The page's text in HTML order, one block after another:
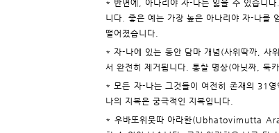
* 반면에, 아나리야 자-나는 잃을 수 있습니
니다. 좋은 예는 가장 높은 아나리야 자-나를
떨어졌습니다.
* 자-나에 있는 동안 담마 개념(사위딱까, 사
서 완전히 제거됩니다. 통찰 명상(아닛짜, 둑
* 모든 자-나는 그것들이 여전히 존재의 31
나의 지복은 궁극적인 지복입니다.
* 우바또위뭇따 아라한(Ubhatovimutta